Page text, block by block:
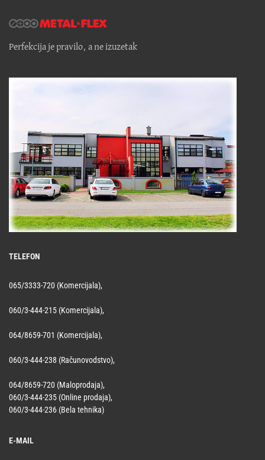
Perfekcija je pravilo, a ne izuzetak
TELEFON
065/3333-720 (Komercijala),
060/3-444-215 (Komercijala),
064/8659-701 (Komercijala),
060/3-444-238 (Računovodstvo),
064/8659-720 (Maloprodaja),
060/3-444-235 (Online prodaja),
060/3-444-236 (Bela tehnika)
E-MAIL